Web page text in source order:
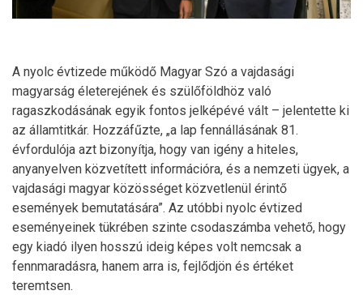
A nyolc évtizede működő Magyar Szó a vajdasági
magyarság életerejének és szülőföldhöz való
ragaszkodásának egyik fontos jelképévé vált – jelentette ki
az államtitkár. Hozzáfűzte, „a lap fennállásának 81.
évfordulója azt bizonyítja, hogy van igény a hiteles,
anyanyelven közvetített információra, és a nemzeti ügyek, a
vajdasági magyar közösséget közvetlenül érintő
események bemutatására”. Az utóbbi nyolc évtized
eseményeinek tükrében szinte csodaszámba vehető, hogy
egy kiadó ilyen hosszú ideig képes volt nemcsak a
fennmaradásra, hanem arra is, fejlődjön és értéket
teremtsen.